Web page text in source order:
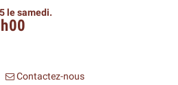
le samedi.
Contactez-nous